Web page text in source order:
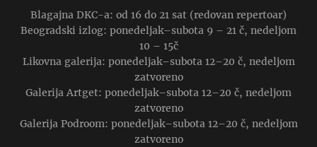
Blagajna DKC-a: od 16 do 21 sat (redovan repertoar)
Beogradski izlog: ponedeljak–subota 9 – 21 č, nedeljom
10 – 15č
Likovna galerija: ponedeljak–subota 12–20 č, nedeljom
zatvoreno
Galerija Artget: ponedeljak–subota 12–20 č, nedeljom
zatvoreno
Galerija Podroom: ponedeljak–subota 12–20 č, nedeljom
zatvoreno